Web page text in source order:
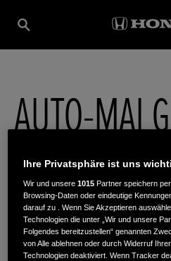
AUTO-MAI
Fritz-Frey-Str. 19,69121,Heidelberg
ROUTENPLANUNG
Ihre Privatsphäre ist uns
Wir und unsere1015 Partner speichern
Browsing-Daten oder eindeutige
darauf zu . Wenn Sie Akzeptieren
Technologien die unter „Wir und unsere
Folgendes bereitzustellen“ genannten
von Alle ablehnen oder durch Widerruf
Technologien deaktiviert. Wenn Tracker